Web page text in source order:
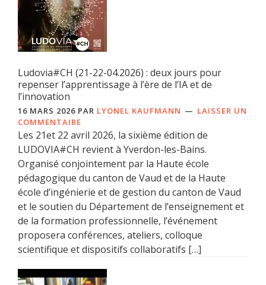
Ludovia#CH (21-22-04.2026) : deux jours pour
repenser l’apprentissage à l’ère de l’IA et de
l’innovation
16 MARS 2026 PAR LYONEL KAUFMANN
LAISSER UN
COMMENTAIRE
Les 21et 22 avril 2026, la sixième édition de
LUDOVIA#CH revient à Yverdon-les-Bains.
Organisé conjointement par la Haute école
pédagogique du canton de Vaud et de la Haute
école d’ingénierie et de gestion du canton de Vaud
et le soutien du Département de l’enseignement et
de la formation professionnelle, l’événement
proposera conférences, ateliers, colloque
scientifique et dispositifs collaboratifs […]